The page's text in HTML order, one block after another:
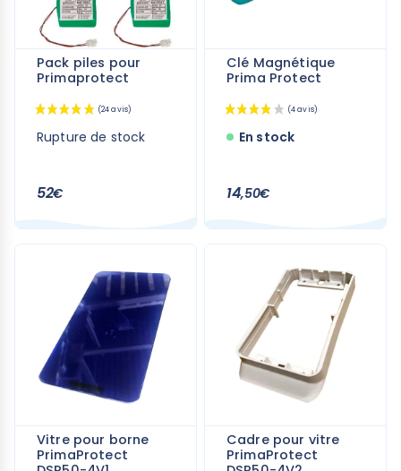
(2 avis)
Pack piles pour
Primaprotect
Rupture de stock
52€
Clé Magnétique
Prima Protect
En stock
14,50€
Vitre pour borne
PrimaProtect
Cadre pour vitre
PrimaProtect